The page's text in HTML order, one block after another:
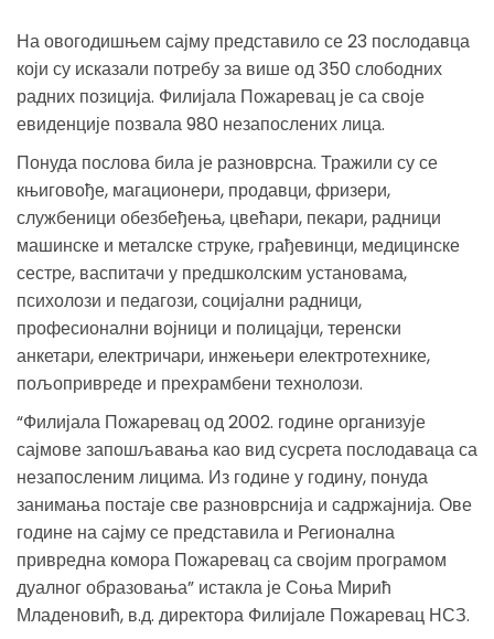
На овогодишњем сајму представило се 23 послодавца
који су исказали потребу за више од 350 слободних
радних позиција. Филијала Пожаревац је са своје
евиденције позвала 980 незапослених лица.
Понуда послова била је разноврсна. Тражили су се
књиговође, магационери, продавци, фризери,
службеници обезбеђења, цвећари, пекари, радници
машинске и металске струке, грађевинци, медицинске
сестре, васпитачи у предшколским установама,
психолози и педагози, социјални радници,
професионални војници и полицајци, теренски
анкетари, електричари, инжењери електротехнике,
пољопривреде и прехрамбени технолози.
“Филијала Пожаревац од 2002. године организује
сајмове запошљавања као вид сусрета послодаваца са
незапосленим лицима. Из године у годину, понуда
занимања постаје све разноврснија и садржајнија. Ове
године на сајму се представила и Регионална
привредна комора Пожаревац са својим програмом
дуалног образовања” истакла је Соња Мирић
Младеновић, в.д. директора Филијале Пожаревац НСЗ.